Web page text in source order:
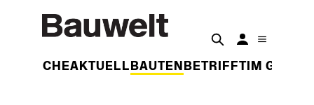
WOCHEAKTUELL BAUTEN BETRIFFT IM